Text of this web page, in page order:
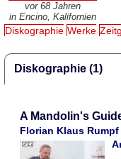
vor 68 Jahren
in Encino, Kalifornien
Diskographie Werke
Diskographie (1)
A Mandolin's
Florian Klaus Rumpf